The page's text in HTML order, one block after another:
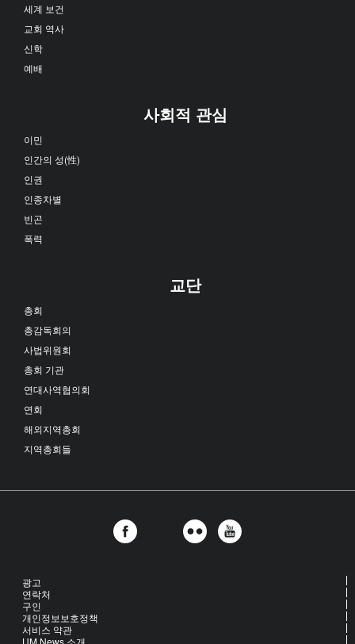
세계 보건
교회 역사
신학
예배
사회적 관심
이민
인간의 성(性)
인권
인종차별
빈곤
폭력
교단
총회
총감독회의
사법위원회
총회 기관
연대사역협의회
연회
해외지역총회
지역총회들
광고
연락처
구인
개인정보보호정책
서비스 약관
UM News 소개